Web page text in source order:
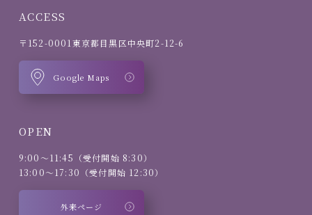
ACCESS
〒152-0001 東京都目黒区中央町2-12-6
Google Maps
OPEN
9:00～11:45（受付開始 8:30）
13:00～17:30（受付開始 12:30）
外来ページ